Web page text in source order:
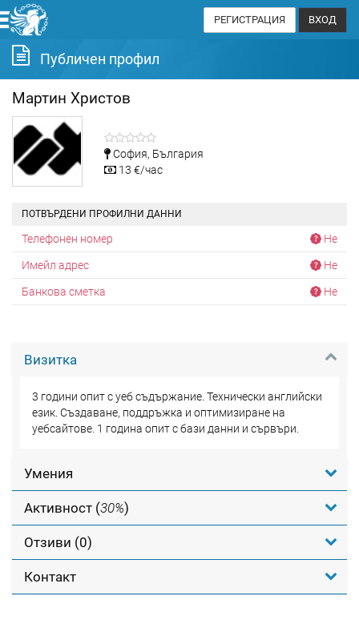
РЕГИСТРАЦИЯ ВХОД
Публичен профил
Мартин Христов
София, България
13 €/час
ПОТВЪРДЕНИ ПРОФИЛНИ ДАННИ
Телефонен номер Не
Имейл адрес Не
Банкова сметка Не
Визитка
3 години опит с уеб съдържание. Технически английски
език. Създаване, поддръжка и оптимизиране на
уебсайтове. 1 година опит с бази данни и сървъри.
Умения
Активност (30%)
Отзиви (0)
Контакт